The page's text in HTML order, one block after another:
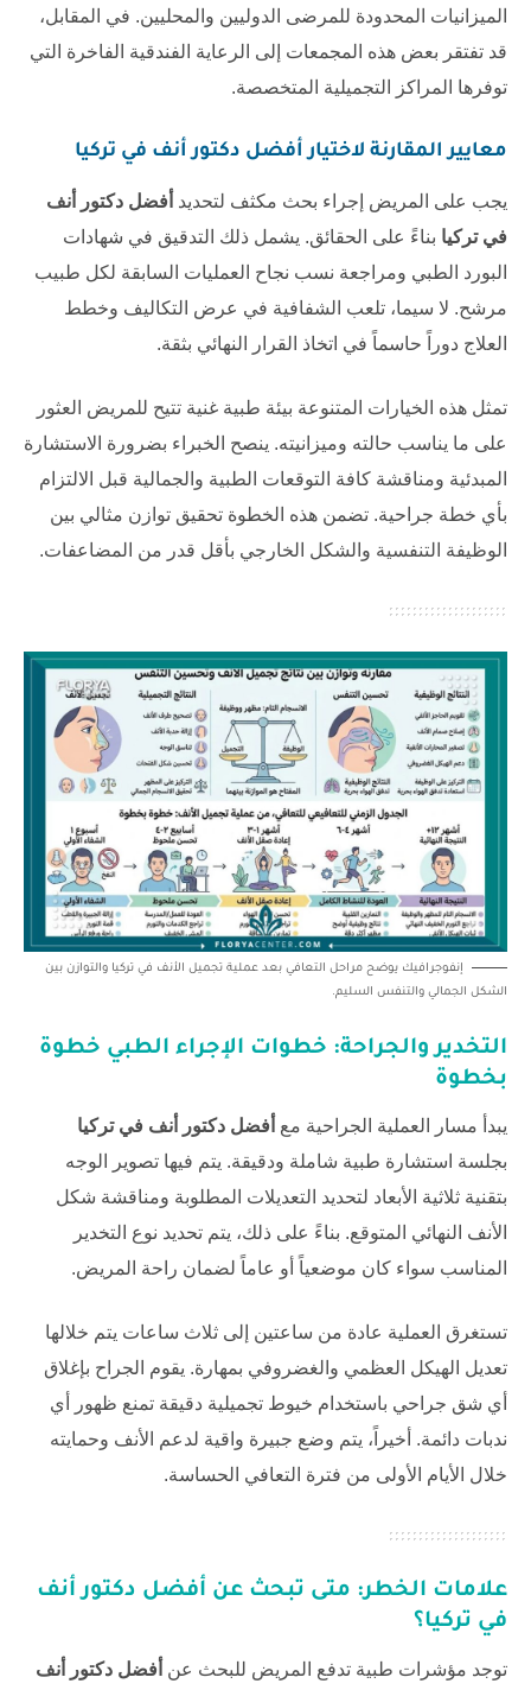
الميزانيات المحدودة للمرضى الدوليين والمحليين. في المقابل،
قد تفتقر بعض هذه المجمعات إلى الرعاية الفندقية الفاخرة التي
توفرها المراكز التجميلية المتخصصة.
معايير المقارنة لاختيار أفضل دكتور أنف في تركيا
يجب على المريض إجراء بحث مكثف لتحديد أفضل دكتور أنف
في تركيا بناءً على الحقائق. يشمل ذلك التدقيق في شهادات
البورد الطبي ومراجعة نسب نجاح العمليات السابقة لكل طبيب
مرشح. لا سيما، تلعب الشفافية في عرض التكاليف وخطط
العلاج دوراً حاسماً في اتخاذ القرار النهائي بثقة.
تمثل هذه الخيارات المتنوعة بيئة طبية غنية تتيح للمريض العثور
على ما يناسب حالته وميزانيته. ينصح الخبراء بضرورة الاستشارة
المبدئية ومناقشة كافة التوقعات الطبية والجمالية قبل الالتزام
بأي خطة جراحية. تضمن هذه الخطوة تحقيق توازن مثالي بين
الوظيفة التنفسية والشكل الخارجي بأقل قدر من المضاعفات.
إنفوجرافيك يوضح مراحل التعافي بعد عملية تجميل الأنف في تركيا والتوازن بين
الشكل الجمالي والتنفس السليم.
التخدير والجراحة: خطوات الإجراء الطبي خطوة
بخطوة
يبدأ مسار العملية الجراحية مع أفضل دكتور أنف في تركيا
بجلسة استشارة طبية شاملة ودقيقة. يتم فيها تصوير الوجه
بتقنية ثلاثية الأبعاد لتحديد التعديلات المطلوبة ومناقشة شكل
الأنف النهائي المتوقع. بناءً على ذلك، يتم تحديد نوع التخدير
المناسب سواء كان موضعياً أو عاماً لضمان راحة المريض.
تستغرق العملية عادة من ساعتين إلى ثلاث ساعات يتم خلالها
تعديل الهيكل العظمي والغضروفي بمهارة. يقوم الجراح بإغلاق
أي شق جراحي باستخدام خيوط تجميلية دقيقة تمنع ظهور أي
ندبات دائمة. أخيراً، يتم وضع جبيرة واقية لدعم الأنف وحمايته
خلال الأيام الأولى من فترة التعافي الحساسة.
علامات الخطر: متى تبحث عن أفضل دكتور أنف
في تركيا؟
توجد مؤشرات طبية تدفع المريض للبحث عن أفضل دكتور أنف